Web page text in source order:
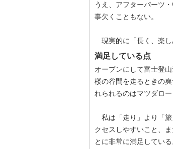
うえ、アフターパーツ
事欠くこともない。
現実的に「長く、楽し
満足している点
オープンにして富士登
楼の谷間を走るときの
れられるのはマツダロー
私は「走り」より「旅
クセスしやすいこと、
とに非常に満足してい